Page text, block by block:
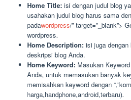
Home Title: isi dengan judul blog
usahakan judul blog harus sama
padawordpress/” target=”_blank”>
wordpress.
Home Description: isi juga
deskripsi blog Anda.
Home Keyword: Masukan
Anda, untuk memasukan banyak
memisahkan keyword dengan
harga,handphone,android,terbaru).